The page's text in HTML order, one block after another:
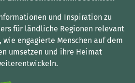
und Inspiration zu
für ländliche Regionen relevant
wie engagierte Menschen auf dem
umsetzen und ihre Heimat